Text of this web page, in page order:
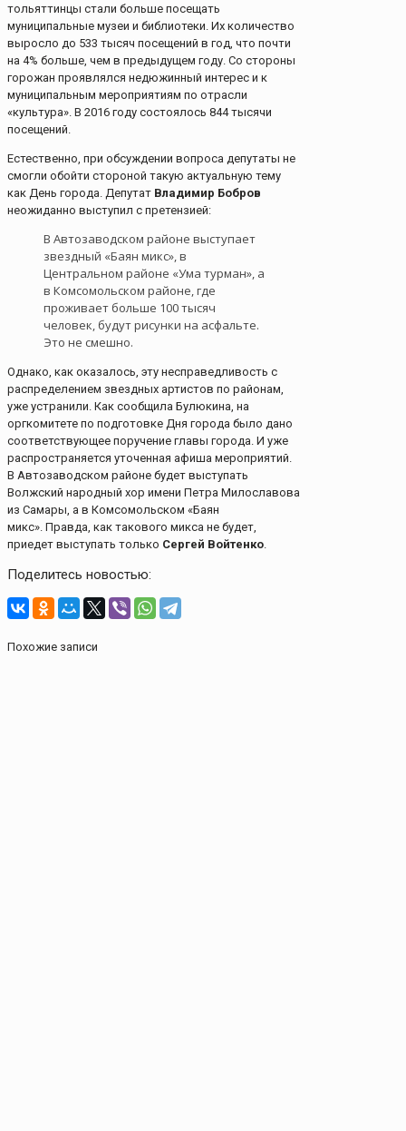
тольяттинцы стали больше посещать
муниципальные музеи и библиотеки. Их количество
выросло до 533 тысяч посещений в год, что почти
на 4% больше, чем в предыдущем году. Со стороны
горожан проявлялся недюжинный интерес и к
муниципальным мероприятиям по отрасли
«культура». В 2016 году состоялось 844 тысячи
посещений.
Естественно, при обсуждении вопроса депутаты не
смогли обойти стороной такую актуальную тему
как День города. Депутат Владимир Бобров
неожиданно выступил с претензией:
В Автозаводском районе выступает
звездный «Баян микс», в
Центральном районе «Ума турман», а
в Комсомольском районе, где
проживает больше 100 тысяч
человек, будут рисунки на асфальте.
Это не смешно.
Однако, как оказалось, эту несправедливость с
распределением звездных артистов по районам,
уже устранили. Как сообщила Булюкина, на
оргкомитете по подготовке Дня города было дано
соответствующее поручение главы города. И уже
распространяется уточенная афиша мероприятий.
В Автозаводском районе будет выступать
Волжский народный хор имени Петра Милославова
из Самары, а в Комсомольском «Баян
микс». Правда, как такового микса не будет,
приедет выступать только Сергей Войтенко.
Поделитесь новостью:
Похожие записи